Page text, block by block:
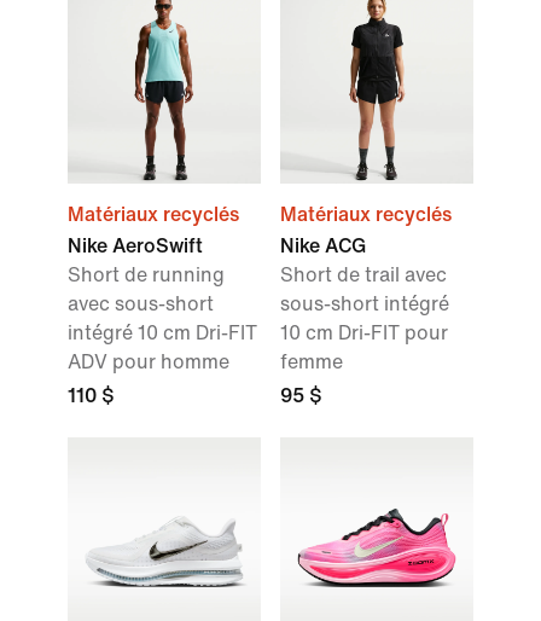
Matériaux recyclés
Nike AeroSwift
Short de running
avec sous-short
intégré 10 cm Dri-FIT
ADV pour homme
110 $
Matériaux recyclés
Nike ACG
Short de trail avec
sous-short intégré
10 cm Dri-FIT pour
femme
95 $